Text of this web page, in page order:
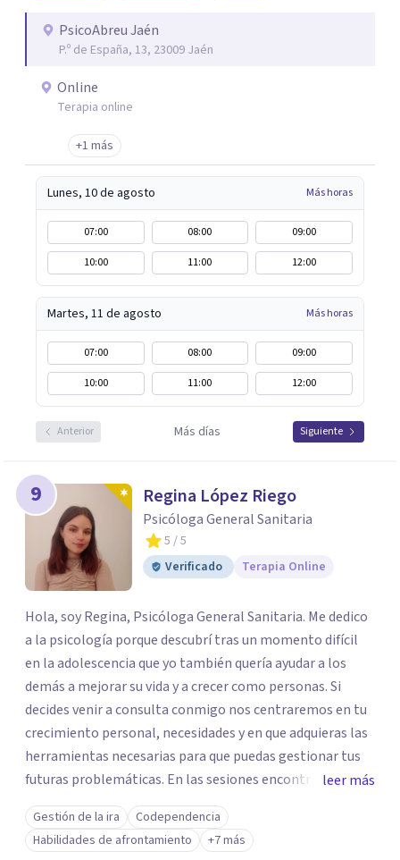
repetirse en el futuro.
PsicoAbreu Jaén
P.º de España, 13, 23009 Jaén
Online
Terapia online
+1 más
Lunes, 10 de agosto Más horas
07:00 08:00
09:00
10:00
11:00 12:00
Martes, 11 de agosto Más horas
07:00 08:00
09:00
10:00
11:00 12:00
Anterior Más días Siguiente
9 Regina López Riego
Psicóloga General Sanitaria
5 / 5
Verificado
Terapia Online
Hola, soy Regina, Psicóloga General Sanitaria. Me dedico
a la psicología porque descubrí tras un momento difícil
en la adolescencia que yo también quería ayudar a los
demás a mejorar su vida y a crecer como personas. Si
decides venir a consulta conmigo nos centraremos en tu
crecimiento personal, necesidades y en que adquieras las
herramientas necesarias para que puedas gestionar tus
futuras problemáticas. En las sesiones encontrarás un
lugar donde abrirte y expresarte sin juicios, donde
explorar tus emociones, conocerte, solucionar tus
heridas y trabajar en tu crecimiento. personal
leer más
Gestión de la ira
Codependencia
Habilidades de afrontamiento
+7 más